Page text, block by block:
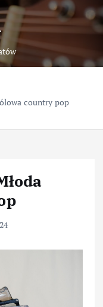
country pop